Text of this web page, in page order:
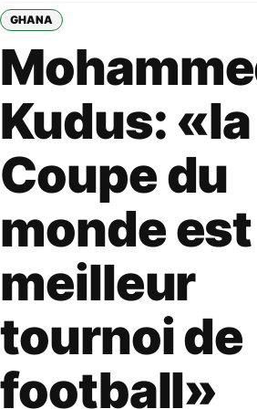
GHANA
Kudus: «la
Coupe du
monde
meilleur
tournoi de
football»